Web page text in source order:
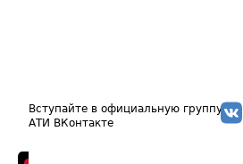
Вступайте в официальную группу
АТИ ВКонтакте